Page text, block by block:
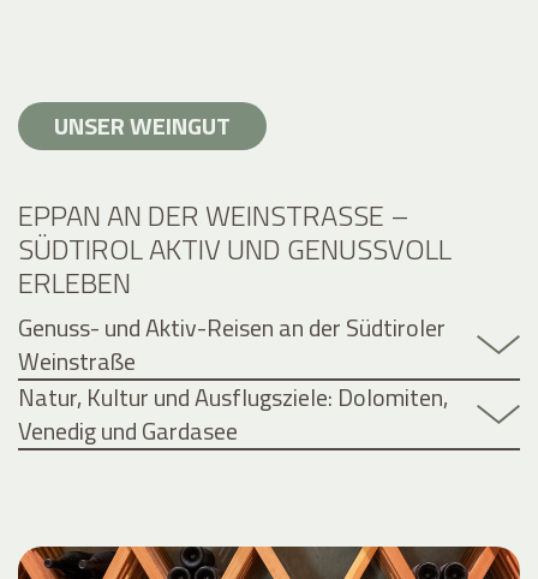
UNSER WEINGUT
EPPAN AN DER WEINSTRASSE – S
ÜDTIROL AKTIV UND GENUSSVOLL E
RLEBEN
Genuss- und Aktiv-Reisen an der Südtiroler
Weinstraße
Natur, Kultur und Ausflugsziele: Dolomiten,
Venedig und Gardasee